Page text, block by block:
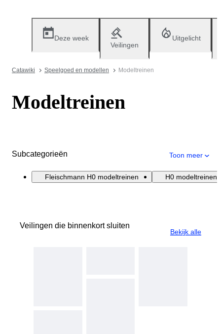
Deze week
Veilingen
Uitgelicht
Catawiki Speelgoed en modellen Modeltreinen
Modeltreinen
Subcategorieën Toon meer
Fleischmann H0 modeltreinen H0 modeltreinen
Veilingen die binnenkort sluiten
Bekijk alle